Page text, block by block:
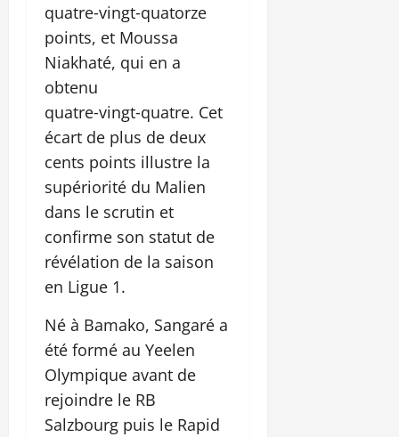
quatre‑vingt‑quatorze
points, et Moussa
Niakhaté, qui en a
obtenu
quatre‑vingt‑quatre. Cet
écart de plus de deux
cents points illustre la
supériorité du Malien
dans le scrutin et
confirme son statut de
révélation de la saison
en Ligue 1.
Né à Bamako, Sangaré a
été formé au Yeelen
Olympique avant de
rejoindre le RB
Salzbourg puis le Rapid